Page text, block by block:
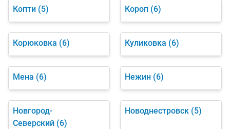
Копти (5) Короп (6)
Корюковка (6) Куликовка (6)
Мена (6) Нежин (6)
Новгород-
Северский (6)
Новоднестровск (5)